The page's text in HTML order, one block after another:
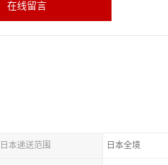
在线留言
日本递送范围 日本全境